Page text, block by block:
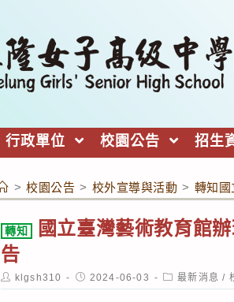
行政單位 校園公告 招生
> 校園公告 > 校外宣導與活動 > 轉知國
轉知
國立臺灣藝術教育館
告
Post
author:
klgsh310
Post
published:
2024-06-03
Post
category:
最新消息 /